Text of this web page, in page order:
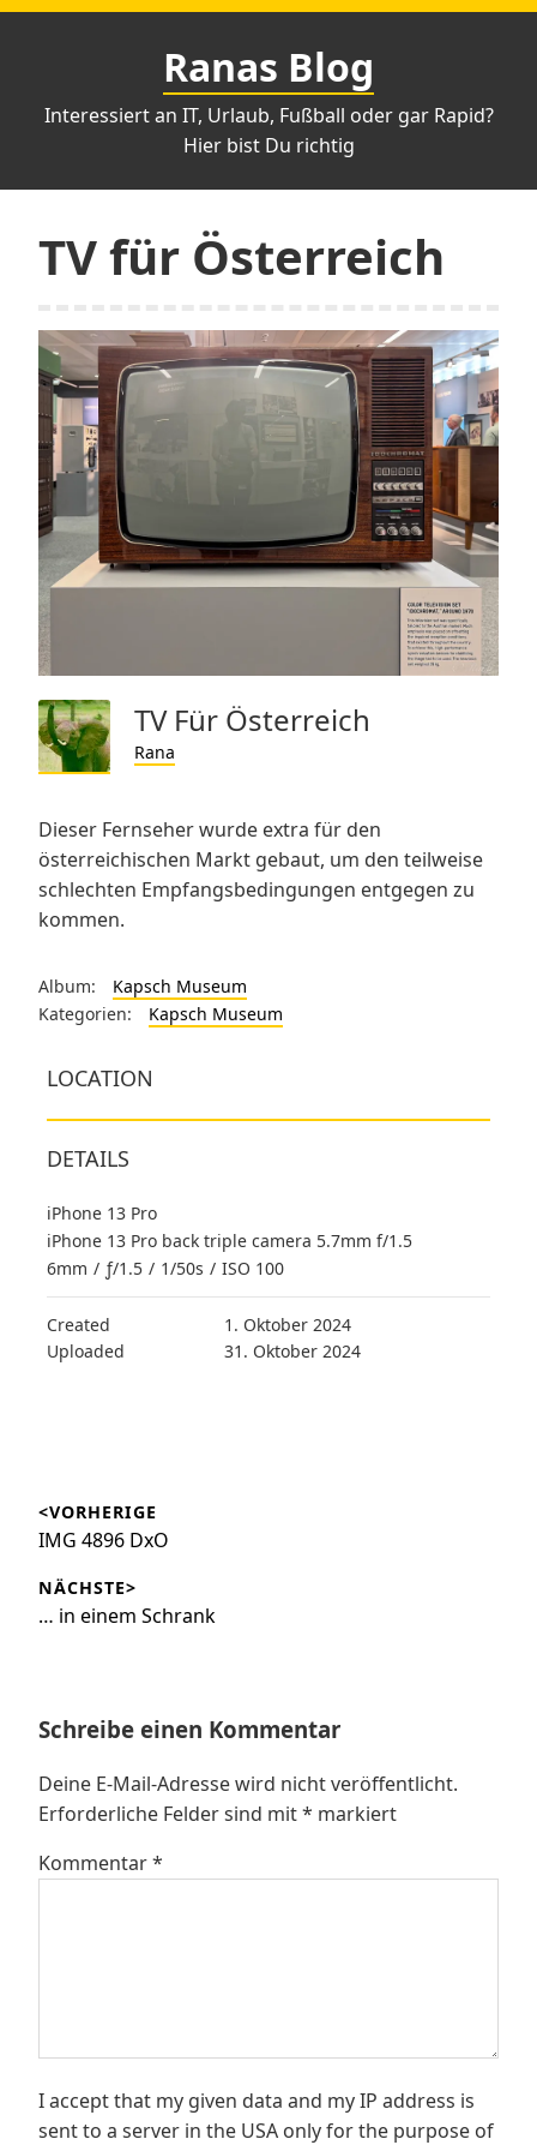
Zum
Ranas Blog
Interessiert an IT, Urlaub, Fußball oder gar Rapid?
Hier bist Du richtig
TV für Österreich
TV Für Österreich
Rana
Dieser Fernseher wurde extra für den
österreichischen Markt gebaut, um den teilweise
schlechten Empfangsbedingungen entgegen zu
kommen.
Album:
Kapsch Museum
Kategorien:
Kapsch Museum
LOCATION
DETAILS
iPhone 13 Pro
iPhone 13 Pro back triple camera 5.7mm f/1.5
6mm / ƒ/1.5 / 1/50s / ISO 100
Created
1. Oktober 2024
Uploaded
31. Oktober 2024
<VORHERIGE
Vorheriger
IMG 4896 DxO
NÄCHSTE>
Nächster
… in einem Schrank
Schreibe einen Kommentar
Deine E-Mail-Adresse wird nicht veröffentlicht.
Erforderliche Felder sind mit* markiert
Kommentar*
I accept that my given data and my IP address is
sent to a server in the USA only for the purpose of